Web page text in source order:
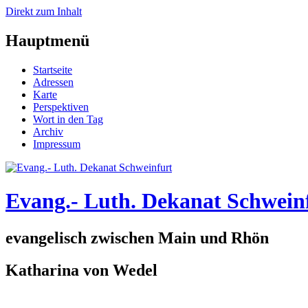
Direkt zum Inhalt
Hauptmenü
Startseite
Adressen
Karte
Perspektiven
Wort in den Tag
Archiv
Impressum
Evang.- Luth. Dekanat
evangelisch zwischen Main und Rhön
Katharina von Wedel